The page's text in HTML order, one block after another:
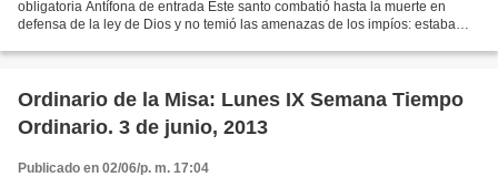
obligatoria Antífona de entrada Este santo combatió hasta la muerte en
defensa de la ley de Dios y no temió las amenazas de los impíos: estaba
Ordinario de la Misa: Lunes IX Semana Tiempo
Ordinario. 3 de junio, 2013
Publicado en 02/06/p. m. 17:04